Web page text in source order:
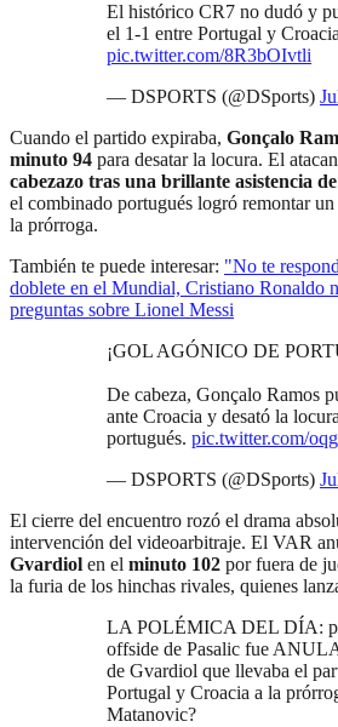
El histórico CR7 no dudó y
el 1-1 entre Portugal y
pic.twitter.com/8R3bOIvtli
— DSPORTS (@DSports)
Cuando el partido expiraba, Gonçalo
minuto 94 para desatar la locura. El
cabezazo tras una brillante asistencia
el combinado portugués logró remontar
la prórroga.
También te puede interesar: "No te
doblete en el Mundial, Cristiano Ronaldo
preguntas sobre Lionel Messi
¡GOL AGÓNICO DE
De cabeza, Gonçalo Ramos
ante Croacia y desató la
portugués. pic.twitter.com/
— DSPORTS (@DSports)
El cierre del encuentro rozó el drama
intervención del videoarbitraje. El VAR
Gvardiol en el minuto 102 por fuera de
la furia de los hinchas rivales, quienes
LA POLÉMICA DEL DÍA:
offside de Pasalic fue
de Gvardiol que llevaba el
Portugal y Croacia a la
Matanovic?